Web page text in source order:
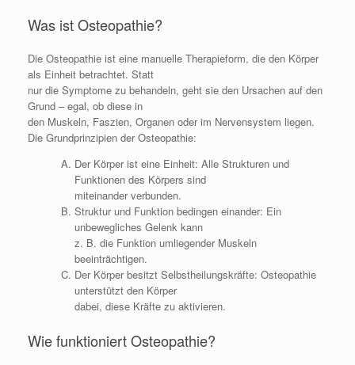
Was ist Osteopathie?
Die Osteopathie ist eine manuelle Therapieform, die den Körper
als Einheit betrachtet. Statt
nur die Symptome zu behandeln, geht sie den Ursachen auf den
Grund – egal, ob diese in
den Muskeln, Faszien, Organen oder im Nervensystem liegen.
Die Grundprinzipien der Osteopathie:
Der Körper ist eine Einheit: Alle Strukturen und
Funktionen des Körpers sind
miteinander verbunden.
Struktur und Funktion bedingen einander: Ein
unbewegliches Gelenk kann
z. B. die Funktion umliegender Muskeln
beeinträchtigen.
Der Körper besitzt Selbstheilungskräfte: Osteopathie
unterstützt den Körper
dabei, diese Kräfte zu aktivieren.
Wie funktioniert Osteopathie?